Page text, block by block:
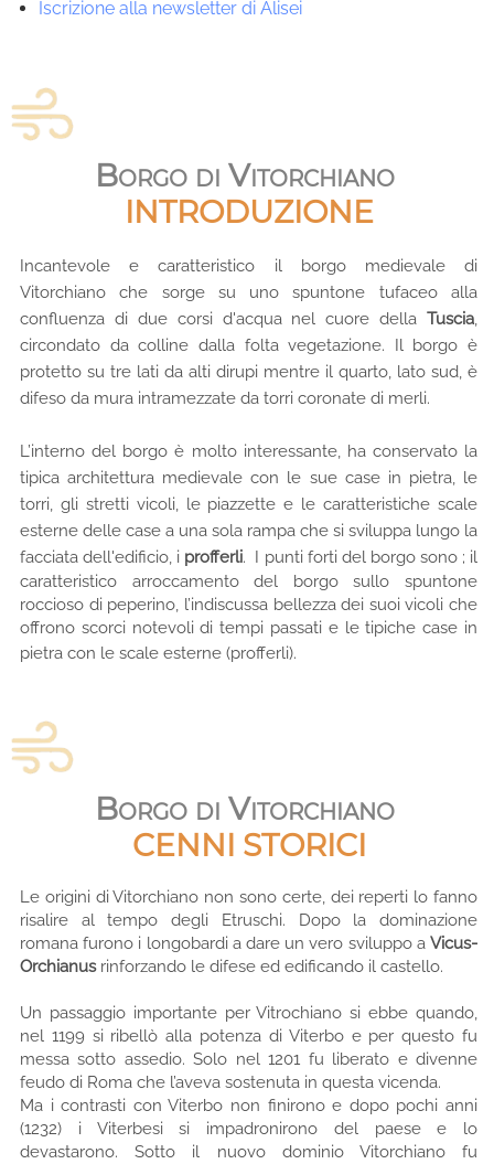
Iscrizione alla newsletter di Alisei
Borgo di Vitorchiano
INTRODUZIONE
Incantevole e caratteristico il borgo medievale di
Vitorchiano che sorge su uno spuntone tufaceo alla
confluenza di due corsi d'acqua nel cuore della Tuscia,
circondato da colline dalla folta vegetazione. Il borgo è
protetto su tre lati da alti dirupi mentre il quarto, lato sud, è
difeso da mura intramezzate da torri coronate di merli.
L’interno del borgo è molto interessante, ha conservato la
tipica architettura medievale con le sue case in pietra, le
torri, gli stretti vicoli, le piazzette e le caratteristiche scale
esterne delle case a una sola rampa che si sviluppa lungo la
facciata dell'edificio, i profferli. I punti forti del borgo sono ; il
caratteristico arroccamento del borgo sullo spuntone
roccioso di peperino, l’indiscussa bellezza dei suoi vicoli che
offrono scorci notevoli di tempi passati e le tipiche case in
pietra con le scale esterne (profferli).
Borgo di Vitorchiano
CENNI STORICI
Le origini di Vitorchiano non sono certe, dei reperti lo fanno
risalire al tempo degli Etruschi. Dopo la dominazione
romana furono i longobardi a dare un vero sviluppo a Vicus-
Orchianusrinforzando le difese ed edificando il castello.
Un passaggio importante per Vitrochiano si ebbe quando,
nel 1199 si ribellò alla potenza di Viterbo e per questo fu
messa sotto assedio. Solo nel 1201 fu liberato e divenne
feudo di Roma che l’aveva sostenuta in questa vicenda.
Ma i contrasti con Viterbo non finirono e dopo pochi anni
(1232) i Viterbesi si impadronirono del paese e lo
devastarono. Sotto il nuovo dominio Vitorchiano fu